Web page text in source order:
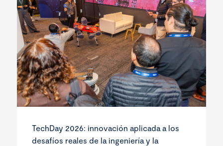
TechDay 2026: innovación aplicada a los
desafíos reales de la ingeniería y la